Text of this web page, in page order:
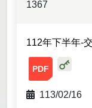
1367
112年下半年-
112年下半年-
113/02/16